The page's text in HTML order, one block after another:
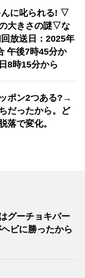
んに叱られる! ▽
大きさの謎▽な
放送日：2025年
午後7時45分か
8時15分から
ポン2つある?→
だったから。ど
落で変化。
グーチョキパー
ビに勝ったから